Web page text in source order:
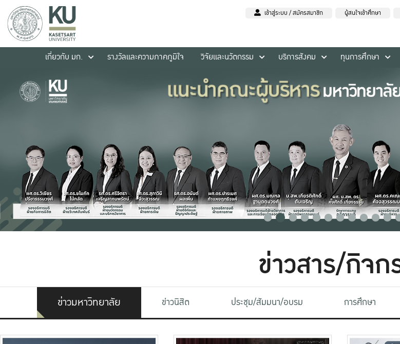
เข้าสู่ระบบ / สมัครสมาชิก ผู้สนใจเข้าศึกษา
เกี่ยวกับ มก.
รางวัลและความภาคภูมิใจ วิจัยและนวัตกรรม บริการสังคม ทุนการศึกษา
ข่าวสาร/กิจก
ข่าวมหาวิทยาลัย ข่าวนิสิต ประชุม/สัมมนา/อบรม การศึกษา